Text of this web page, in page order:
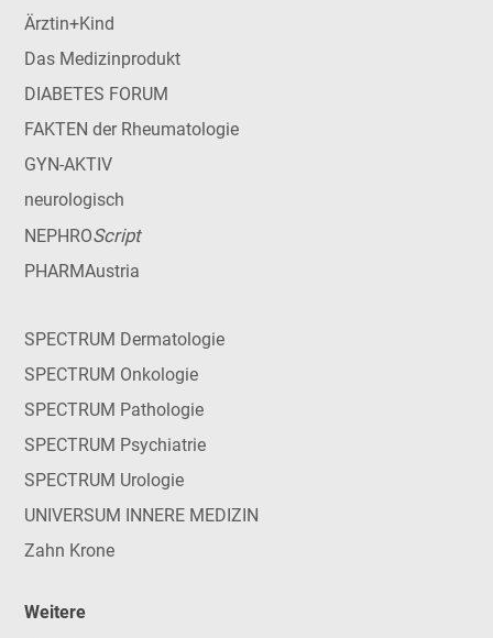
Ärztin+Kind
Das Medizinprodukt
DIABETES FORUM
FAKTEN der Rheumatologie
GYN-AKTIV
neurologisch
NEPHROScript
PHARMAustria
SPECTRUM Dermatologie
SPECTRUM Onkologie
SPECTRUM Pathologie
SPECTRUM Psychiatrie
SPECTRUM Urologie
UNIVERSUM INNERE MEDIZIN
Zahn Krone
Weitere